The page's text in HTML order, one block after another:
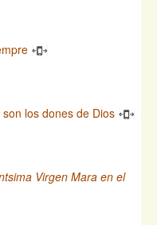
los dones de Dios
Virgen Mara en el